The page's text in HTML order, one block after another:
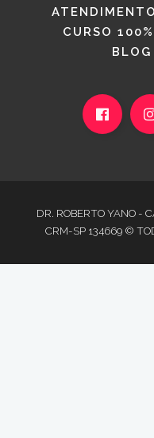
CURSO
BLOG
DR. ROBERTO YANO -
CRM-SP 134669 ©